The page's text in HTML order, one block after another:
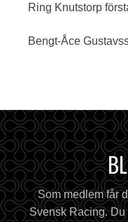
Ring Knutstorp
Bengt-Åce
Som medlem får
Svensk Racing. Du